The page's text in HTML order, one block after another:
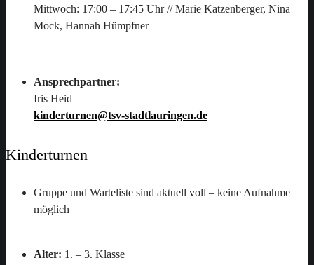
Mittwoch: 17:00 – 17:45 Uhr // Marie Katzenberger, Nina
Mock, Hannah Hümpfner
Ansprechpartner:
Iris Heid
kinderturnen@tsv-stadtlauringen.de
Kinderturnen
Gruppe und Warteliste sind aktuell voll – keine Aufnahme
möglich
Alter: 1. – 3. Klasse